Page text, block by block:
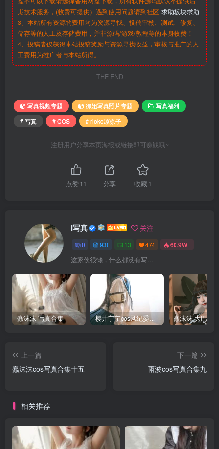
期技术服务，(收费可提供）遇到使用问题请到社区 求助板块求助
3、本站所有资源的费用均为资源寻找、投稿审核、测试、修复、
储存等的人工及存储费用，并非源码/游戏/教程等的本身收费！
4、投稿者仅获得本站投稿奖励与资源寻找收益，审核与推广的人
工费用为推广者与本站所得。
THE END
写真视频专题 御姐写真照片专题
写真福利
# 写真
# COS # rioko凉凉子
注册用户分享本页海报或链接即可赚钱哦~
点赞11 分享 收藏 1
i写真 关注
0 930 13 474 60.9W+
这家伙很懒，什么都没有写...
蠢沫沫 写真合集 樱井宁宁cos风纪委员写真套图
上一篇
蠢沫沫cos写真合集十五
下一篇
雨波cos写真合集九
相关推荐